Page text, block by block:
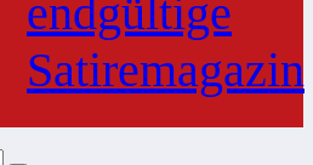
endgültige
Satiremagazin